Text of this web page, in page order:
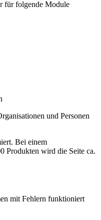
für folgende Module
und Personen
Bei einem
Produkten wird die Seite ca.
mit Fehlern funktioniert